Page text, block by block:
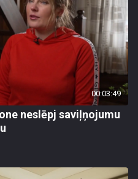
00:03:49
neslēpj saviļņojumu